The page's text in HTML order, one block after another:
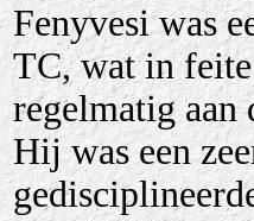
Fenyvesi was
TC, wat in
regelmatig aan
Hij was een